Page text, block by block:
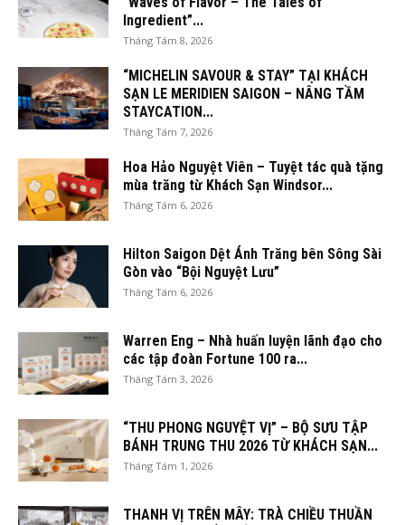
Ingredient”...
Tháng Tám 8, 2026
“MICHELIN SAVOUR & STAY” TẠI KHÁCH
SẠN LE MERIDIEN SAIGON – NÂNG TẦM
STAYCATION...
Tháng Tám 7, 2026
Hoa Hảo Nguyệt Viên – Tuyệt tác quà tặng
mùa trăng từ Khách Sạn Windsor...
Tháng Tám 6, 2026
Hilton Saigon Dệt Ánh Trăng bên Sông Sài
Gòn vào “Bội Nguyệt Lưu”
Tháng Tám 6, 2026
Warren Eng – Nhà huấn luyện lãnh đạo cho
các tập đoàn Fortune 100 ra...
Tháng Tám 3, 2026
“THU PHONG NGUYỆT VỊ” – BỘ SƯU TẬP
BÁNH TRUNG THU 2026 TỪ KHÁCH SẠN...
Tháng Tám 1, 2026
THANH VỊ TRÊN MÂY: TRÀ CHIỀU THUẦN